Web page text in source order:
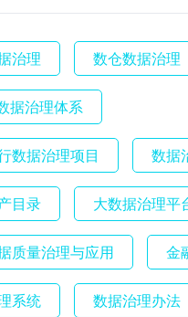
治理 数仓数据治理
据治理体系
数据治理项目 数据
目录 大数据治理平
质量治理与应用 金
系统 数据治理办法